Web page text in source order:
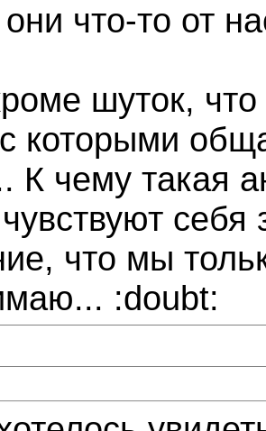
что-то от
шуток, что
которыми
К чему такая
что мы
:doubt: